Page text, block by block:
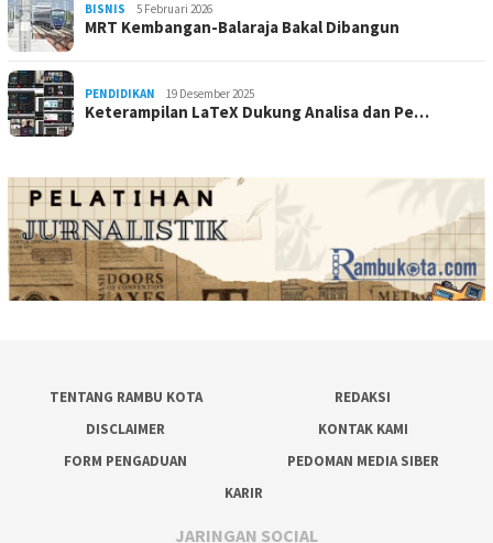
BISNIS 5 Februari 2026
MRT Kembangan-Balaraja Bakal Dibangun
PENDIDIKAN 19 Desember 2025
Keterampilan LaTeX Dukung Analisa dan Pe…
TENTANG RAMBU KOTA
REDAKSI
DISCLAIMER
KONTAK KAMI
FORM PENGADUAN
PEDOMAN MEDIA SIBER
KARIR
JARINGAN SOCIAL